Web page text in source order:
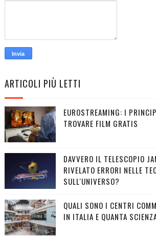
ARTICOLI PIÙ LETTI
EUROSTREAMING: I
TROVARE FILM GRATIS
DAVVERO IL TELESCOPIO
RIVELATO ERRORI NELLE
SULL'UNIVERSO?
QUALI SONO I CENTRI
IN ITALIA E QUANTA